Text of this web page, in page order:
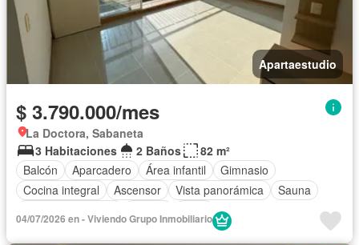
Apartaestudio
$ 3.790.000/mes
La Doctora, Sabaneta
3 Habitaciones
2 Baños
82 m²
Balcón
Aparcadero Área infantil
Gimnasio
Cocina integral
Ascensor Vista panorámica
Sauna
04/07/2026 en - Viviendo Grupo Inmobiliario